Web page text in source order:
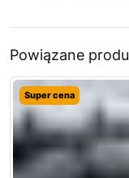
Powiązane
Super cena